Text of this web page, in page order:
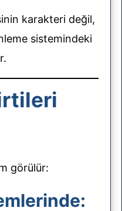
karakteri değil,
sistemindeki
görülür: